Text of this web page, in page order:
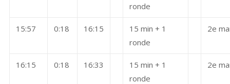
ronde
15:57 0:18 16:15
15 min + 1
ronde
2e
16:15 0:18 16:33
15 min + 1
ronde
2e